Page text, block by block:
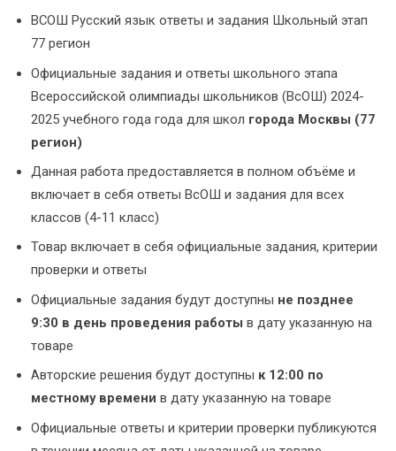
ВСОШ Русский язык ответы и задания Школьный этап
77 регион
Официальные задания и ответы школьного этапа
Всероссийской олимпиады школьников (ВсОШ) 2024-
2025 учебного года года для школ города Москвы (77
регион)
Данная работа предоставляется в полном объёме и
включает в себя ответы ВсОШ и задания для всех
классов (4-11 класс)
Товар включает в себя официальные задания, критерии
проверки и ответы
Официальные задания будут доступны не позднее
9:30 в день проведения работы в дату указанную на
товаре
Авторские решения будут доступны к 12:00 по
местному времени в дату указанную на товаре
Официальные ответы и критерии проверки публикуются